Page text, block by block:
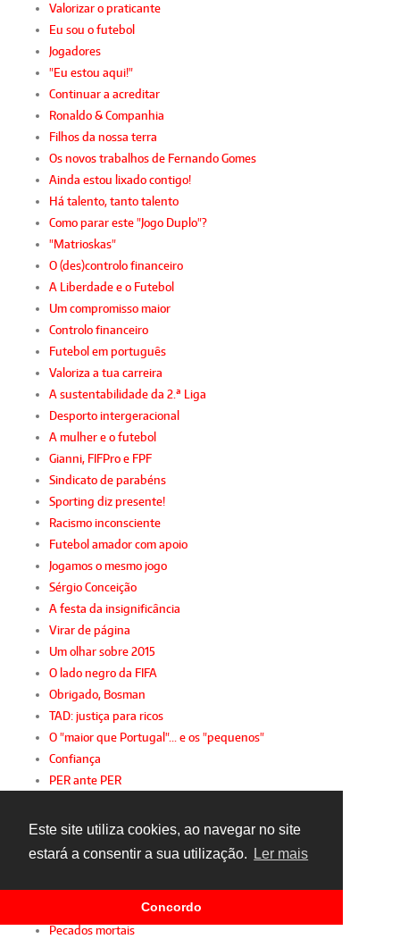
Este site utiliza cookies, ao navegar no site
estará a consentir a sua utilização.
Ler mais
Concordo
Valorizar o praticante
Eu sou o futebol
Jogadores
"Eu estou aqui!"
Continuar a acreditar
Ronaldo & Companhia
Filhos da nossa terra
Os novos trabalhos de Fernando Gomes
Ainda estou lixado contigo!
Há talento, tanto talento
Como parar este "Jogo Duplo"?
"Matrioskas"
O (des)controlo financeiro
A Liberdade e o Futebol
Um compromisso maior
Controlo financeiro
Futebol em português
Valoriza a tua carreira
A sustentabilidade da 2.ª Liga
Desporto intergeracional
A mulher e o futebol
Gianni, FIFPro e FPF
Sindicato de parabéns
Sporting diz presente!
Racismo inconsciente
Futebol amador com apoio
Jogamos o mesmo jogo
Sérgio Conceição
A festa da insignificância
Virar de página
Um olhar sobre 2015
O lado negro da FIFA
Obrigado, Bosman
TAD: justiça para ricos
O "maior que Portugal"... e os "pequenos"
Confiança
PER ante PER
Mente sã... corpo são
Abismo auri-negro
Que comece o espectáculo!
Cristiano estratosférico
Pecados mortais